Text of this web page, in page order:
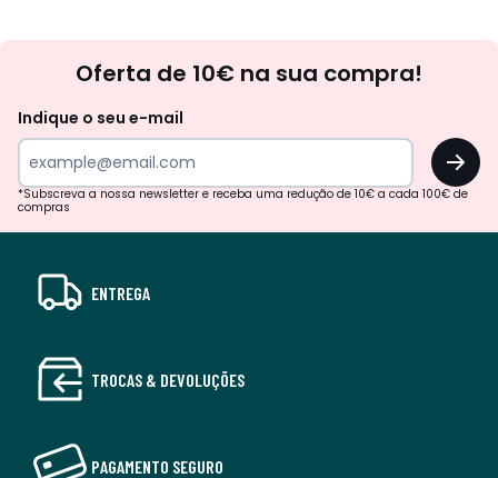
Oferta de 10€ na sua compra!
Indique o seu e-mail
OK
*Subscreva a nossa newsletter e receba uma redução de 10€ a cada 100€ de
compras
ENTREGA
TROCAS & DEVOLUÇÕES
PAGAMENTO SEGURO